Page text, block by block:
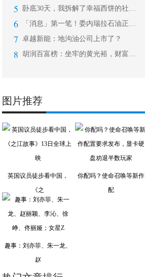
5 卧底30天，我拆解了幸福西饼的社群玩
6 「消息」第一笔！委内瑞拉石油正式使用
7 卓越新能：地沟油公司上市了？
8 胡润百富榜：坐牢的黄光裕，财富超过潘
图片推荐
英国议员徒步看中国，
《之
你配吗？使命召唤等新作
配
趣事：刘亦菲、朱一龙、
赵